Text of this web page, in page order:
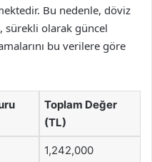
Bu nedenle, döviz
sürekli olarak güncel
bu verilere göre
Toplam Değer
(TL)
1,242,000